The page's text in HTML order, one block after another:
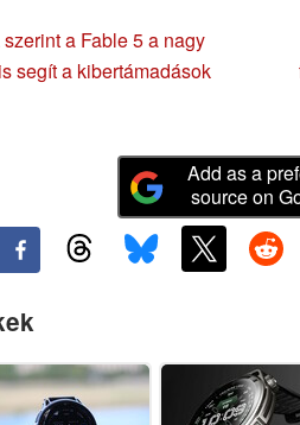
a Fable 5 a nagy
segít a kibertámadások
Add as a
source on